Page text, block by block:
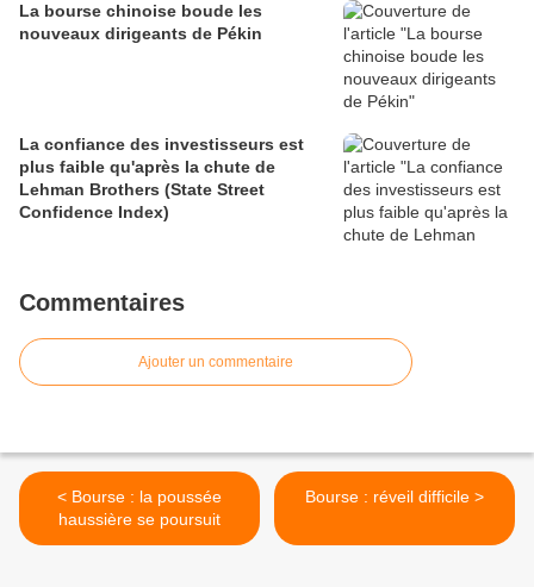
La bourse chinoise boude les
nouveaux dirigeants de Pékin
La confiance des investisseurs est
plus faible qu'après la chute de
Lehman Brothers (State Street
Confidence Index)
Commentaires
Ajouter un commentaire
< Bourse : la poussée
haussière se poursuit
Bourse : réveil difficile >